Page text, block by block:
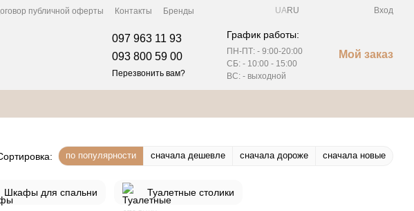
публичной оферты Контакты
Бренды
UARU Вход
097 963 11 93
093 800 59 00
Перезвонить вам?
График работы:
ПН-ПТ: - 9:00-20:00
СБ: - 10:00 - 15:00
ВС: - выходной
Мой заказ
по популярности сначала дешевле сначала дороже сначала новые
Шкафы для спальни Туалетные столики